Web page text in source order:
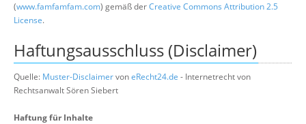
(www.famfamfam.com) gemäß derCreative Commons Attribution 2.5
License.
Haftungsausschluss (Disclaimer)
Quelle: Muster-DisclaimervoneRecht24.de - Internetrecht von
Rechtsanwalt Sören Siebert
Haftung für Inhalte